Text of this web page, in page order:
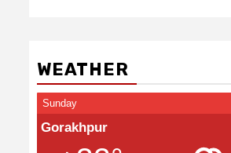
WEATHER
Sunday
Gorakhpur